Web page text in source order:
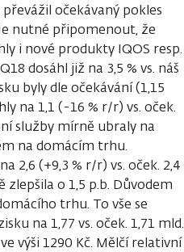
očekávaný pokles
nutné připomenout, že
i nové produkty IQOS resp.
dosáhl již na 3,5 % vs. náš
byly dle očekávání (1,15
na 1,1 (-16 % r/r) vs. oček.
služby mírně ubraly na
na domácím trhu.
2,6 (+9,3 % r/r) vs. oček. 2,4
o 1,5 p.b. Důvodem
trhu. To vše se
na 1,77 vs. oček. 1,71 mld.
výši 1290 Kč. Mělčí relativní